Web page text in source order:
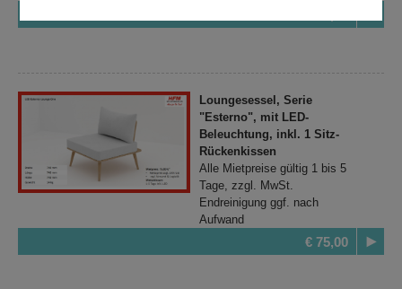
Loungesessel, Serie
"Esterno", mit LED-
Beleuchtung, inkl. 1 Sitz-
Rückenkissen
Alle Mietpreise gültig 1 bis 5
Tage, zzgl. MwSt.
Endreinigung ggf. nach
Aufwand
€ 75,00